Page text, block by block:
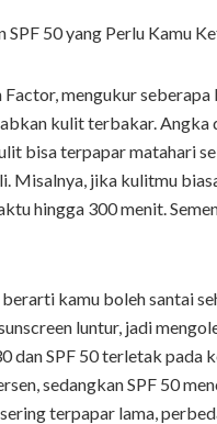
Factor, mengukur
kulit terbakar.
bisa terpapar matahari
Misalnya, jika kulitmu
hingga 300 menit.
kamu boleh santai
luntur, jadi
dan SPF 50 terletak pada
sedangkan SPF 50
terpapar lama,